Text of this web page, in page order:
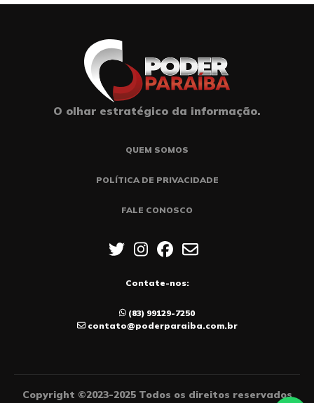
O olhar estratégico da informação.
QUEM SOMOS
POLÍTICA DE PRIVACIDADE
FALE CONOSCO
Contate-nos:
(83) 99129-7250
contato@poderparaiba.com.br
Copyright ©2023-2025 Todos os direitos reservados